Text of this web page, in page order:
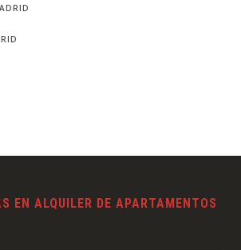
EN ALQUILER DE APARTAMENTOS